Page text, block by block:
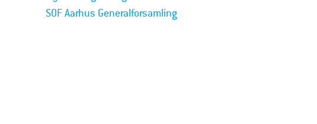
SOF Aarhus Generalforsamling